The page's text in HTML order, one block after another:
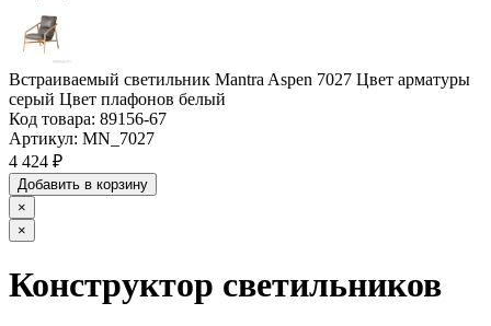
Встраиваемый светильник Mantra Aspen 7027 Цвет арматуры
серый Цвет плафонов белый
Код товара: 89156-67
Артикул: MN_7027
4 424 ₽
Добавить в корзину
×
×
Конструктор светильников